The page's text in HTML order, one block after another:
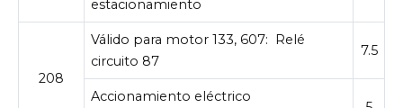
estacionamiento
208
Válido para motor 133, 607: Relé
circuito 87
7.5
Accionamiento eléctrico